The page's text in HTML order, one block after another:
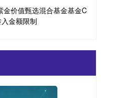
价值甄选混合基金基金C
金额限制